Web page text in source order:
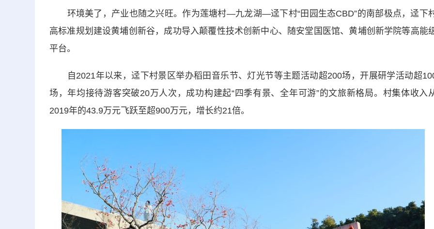
环境美了，产业也随之兴旺。作为莲塘村—九龙湖—迳下村“田园生态CBD”的南部极点，迳下
高标准规划建设黄埔创新谷，成功导入颠覆性技术创新中心、随安堂国医馆、黄埔创新学院等高能
平台。
自2021年以来，迳下村景区举办稻田音乐节、灯光节等主题活动超200场，开展研学活动超
场，年均接待游客突破20万人次，成功构建起“四季有景、全年可游”的文旅新格局。村集体收入
2019年的43.9万元飞跃至超900万元，增长约21倍。